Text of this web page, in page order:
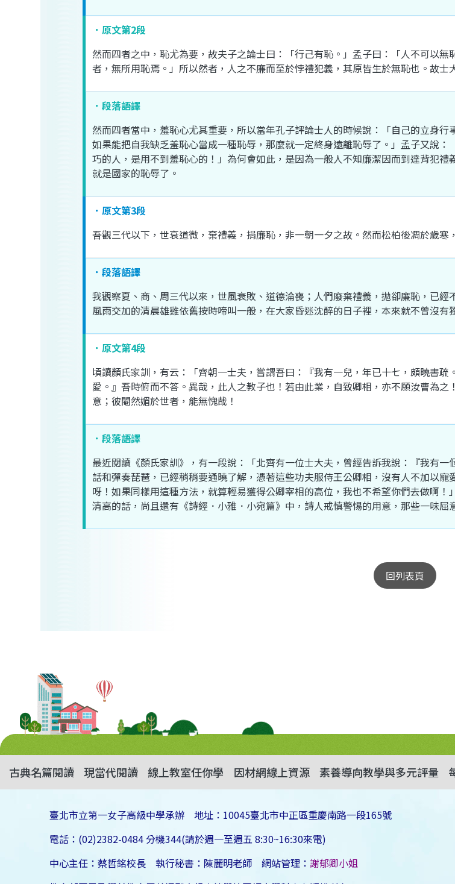
．原文第2段
然而四者之中 ，恥尤為要 ，故夫子之論士曰 ：「行己有恥 。」孟子曰 ：「人不可以無
者 ，無所用恥焉 。」 所以然者 ， 人之不廉而至於悖禮犯義 ，其原皆生於無恥也 。故士
．段落語譯
然而四者當中 ，羞恥心尤其重要 ， 所以當年孔子評論士人的時候說 ：「自己的立身行
如果能把自我缺乏羞恥心當成一種恥辱 ，那麼就一定終身遠離恥辱了 。」孟子又說 ：
巧的人 ， 是用不到羞恥心的 ！」 為何會如此 ， 是因為一般人不知廉潔因而到達背犯禮
就是國家的恥辱了 。
．原文第3段
吾觀三代以下 ，世衰道微 ，棄禮義 ，捐廉恥 ，非一朝一夕之故 。然而松柏後凋於歲寒
．段落語譯
我觀察夏 、 商 、 周三代以來 ，世風衰敗 、 道德淪喪 ； 人們廢棄禮義 ，拋卻廉恥 ， 已經
風雨交加的清晨雄雞依舊按時啼叫一般 ，在大家昏迷沈醉的日子裡 ，本來就不曾沒有
．原文第4段
頃讀顏氏家訓 ， 有云 ：「齊朝一士夫 ， 嘗謂吾曰 ：『我有一兒 ，年已十七 ， 頗曉書疏
愛 。』吾時俯而不答 。異哉 ， 此人之教子也 ！若由此業 ， 自致卿相 ， 亦不願汝曹為之
意 ；彼閹然媚於世者 ， 能無愧哉 ！
．段落語譯
最近閱讀 《顏氏家訓》， 有一段說 ：「北齊有一位士大夫 ， 曾經告訴我說 ：『我有一
話和彈奏琵琶 ， 已經稍稍要通曉了解 ， 憑著這些功夫服侍王公卿相 ，沒有人不加以寵
呀 ！如果同樣用這種方法 ，就算輕易獲得公卿宰相的高位 ，我也不希望你們去做啊 ！」
清高的話 ， 尚且還有 《詩經 ． 小雅 ． 小宛篇》 中 ， 詩人戒慎警惕的用意 ，那些一味屈
回列表頁
古典名篇閱讀 現當代閱讀 線上教室任你學 因材網線上資源 素養導向教學與多元評量
臺北市立第一女子高級中學承辦 地址：10045臺北市中正區重慶南路一段165號
電話：(02)2382-0484 分機344(請於週一至週五 8:30~16:30來電)
中心主任：蔡哲銘校長 執行秘書：陳麗明老師 網站管理：謝郁卿小姐